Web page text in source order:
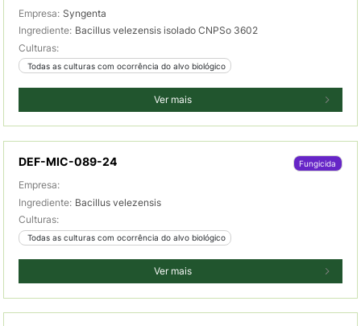
Empresa: Syngenta
Ingrediente: Bacillus velezensis isolado CNPSo 3602
Culturas:
Todas as culturas com ocorrência do alvo biológico
Ver mais
DEF-MIC-089-24 Fungicida
Empresa:
Ingrediente: Bacillus velezensis
Culturas:
Todas as culturas com ocorrência do alvo biológico
Ver mais